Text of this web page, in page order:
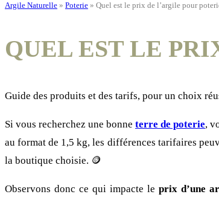
Argile Naturelle » Poterie » Quel est le prix de l’argile pour
QUEL EST LE
Guide des produits et des tarifs, pour un choix
Si vous recherchez une bonne terre de poterie,
au format de 1,5 kg, les différences tarifaires
la boutique choisie. 🪙
Observons donc ce qui impacte le prix d’une